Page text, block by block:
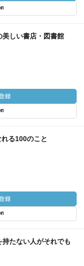
しい書店・図書館
る100のこと
持たない人がそれでも